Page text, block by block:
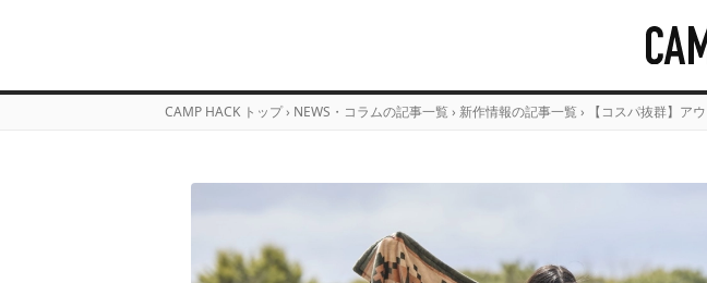
CAMP HACK トップ › NEWS・コラムの記事一覧 › 新作情報の記事一覧 › 【コスパ抜群】ア